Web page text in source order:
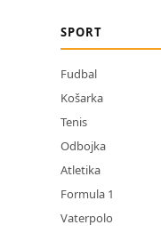
SPORT
Fudbal
Košarka
Tenis
Odbojka
Atletika
Formula 1
Vaterpolo